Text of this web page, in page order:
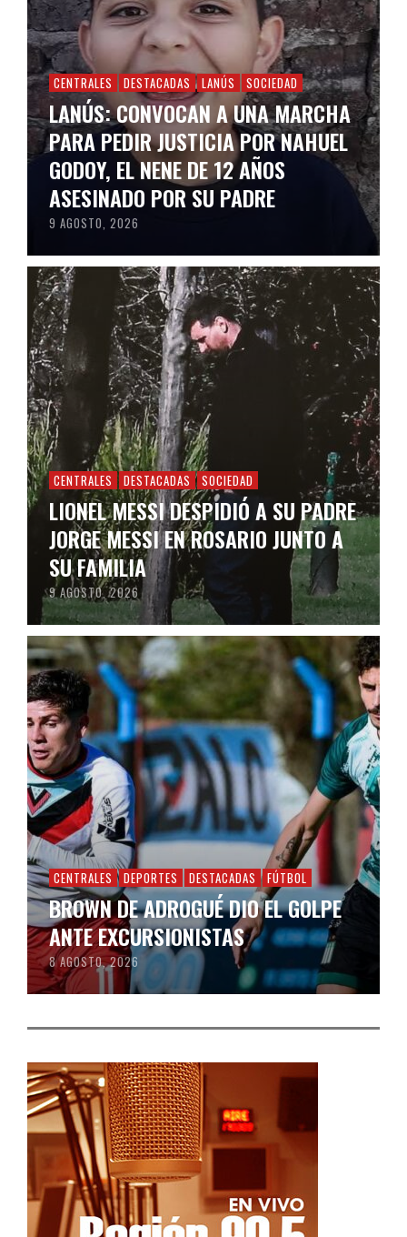
CENTRALES DESTACADAS LANÚS SOCIEDAD
LANÚS: CONVOCAN A UNA MARCHA
PARA PEDIR JUSTICIA POR NAHUEL
GODOY, EL NENE DE 12 AÑOS
ASESINADO POR SU PADRE
9 AGOSTO, 2026
CENTRALES DESTACADAS SOCIEDAD
LIONEL MESSI DESPIDIÓ A SU PADRE
JORGE MESSI EN ROSARIO JUNTO A
SU FAMILIA
9 AGOSTO, 2026
CENTRALES DEPORTES DESTACADAS FÚTBOL
BROWN DE ADROGUÉ DIO EL GOLPE
ANTE EXCURSIONISTAS
8 AGOSTO, 2026